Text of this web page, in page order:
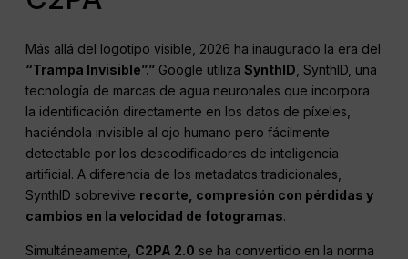
Más allá del logotipo visible, 2026 ha inaugurado la era del
“Trampa Invisible”.” Google utilizaSynthID , SynthID, una
tecnología de marcas de agua neuronales que incorpora
la identificación directamente en los datos de píxeles,
haciéndola invisible al ojo humano pero fácilmente
detectable por los descodificadores de inteligencia
artificial. A diferencia de los metadatos tradicionales,
SynthID sobrevive recorte, compresión con pérdidas y
cambios en la velocidad de fotogramas.
Simultáneamente, C2PA 2.0 se ha convertido en la norma